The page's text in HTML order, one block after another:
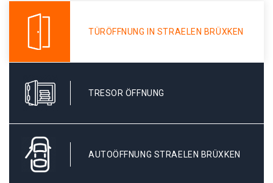
TÜRÖFFNUNG IN STRAELEN BRÜXKEN
TRESOR ÖFFNUNG
AUTOÖFFNUNG STRAELEN BRÜXKEN